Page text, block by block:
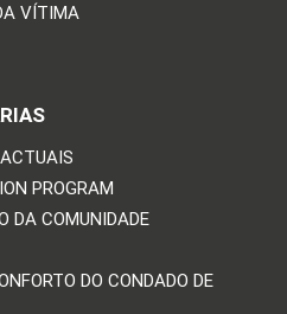
VÍTIMA
PROGRAM
DA COMUNIDADE
DO CONDADO DE